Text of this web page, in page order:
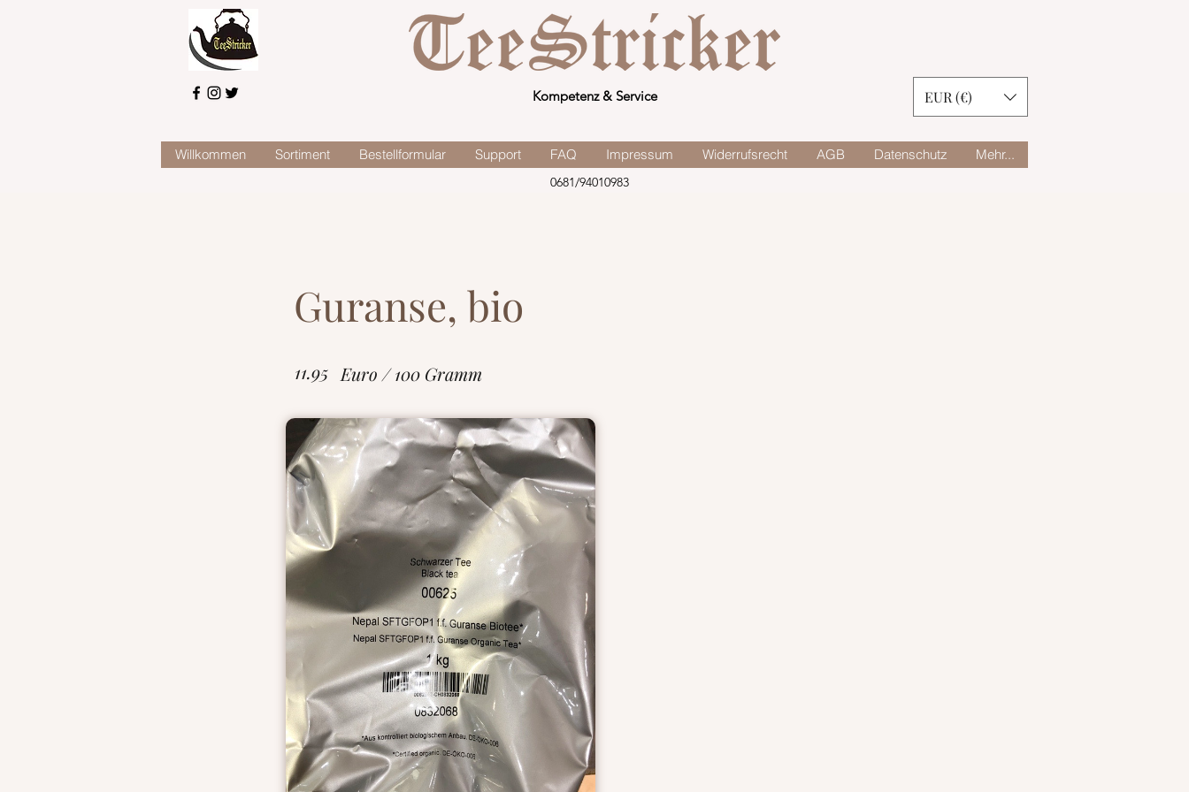
Kompetenz & Service EUR (€)
Willkommen Sortiment Bestellformular Support FAQ Impressum Widerrufsrecht AGB Datenschutz Mehr...
0681/94010983
Guranse, bio
11.95 Euro / 100 Gramm